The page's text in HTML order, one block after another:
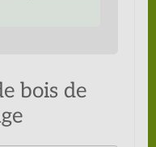
bois de